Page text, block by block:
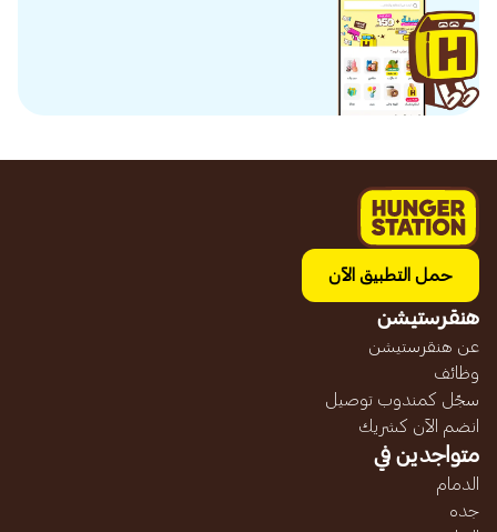
حمل التطبيق الآن
هنقرستيشن
عن هنقرستيشن
وظائف
سجّل كمندوب توصيل
انضم الآن كشريك
متواجدين في
الدمام
جده